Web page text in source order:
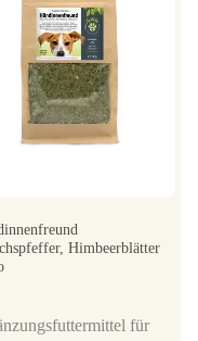
Himbeerblätter
für